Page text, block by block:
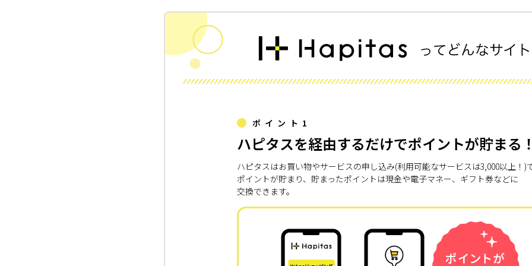
ポイント1
ハピタスを経由するだけでポイントが貯まる
ハピタスはお買い物やサービスの申し込み(利用可能なサービスは3,000以上！)
ポイントが貯まり、貯まったポイントは現金や電子マネー、ギフト券などに
交換できます。